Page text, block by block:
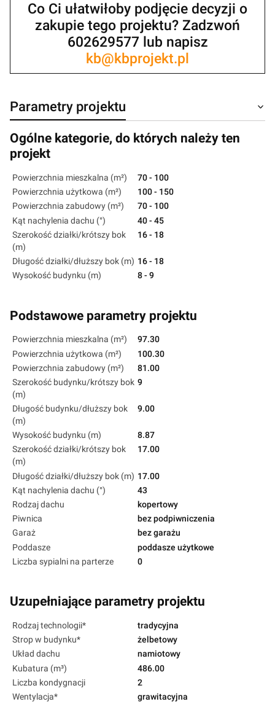
Co Ci ułatwiłoby podjęcie decyzji o
zakupie tego projektu? Zadzwoń
602629577 lub napisz
kb@kbprojekt.pl
Parametry projektu
Ogólne kategorie, do których należy ten
projekt
Powierzchnia mieszkalna (m²)
70 - 100
Powierzchnia użytkowa (m²)
100 - 150
Powierzchnia zabudowy (m²)
70 - 100
Kąt nachylenia dachu (°)
40 - 45
Szerokość działki/krótszy bok
(m)
16 - 18
Długość działki/dłuższy bok (m) 16 - 18
Wysokość budynku (m)
8 - 9
Podstawowe parametry projektu
Powierzchnia mieszkalna (m²)
97.30
Powierzchnia użytkowa (m²)
100.30
Powierzchnia zabudowy (m²)
81.00
Szerokość budynku/krótszy bok
(m)
9
Długość budynku/dłuższy bok
(m)
9.00
Wysokość budynku (m)
8.87
Szerokość działki/krótszy bok
(m)
17.00
Długość działki/dłuższy bok (m) 17.00
Kąt nachylenia dachu (°)
43
Rodzaj dachu
kopertowy
Piwnica
bez podpiwniczenia
Garaż
bez garażu
Poddasze
poddasze użytkowe
Liczba sypialni na parterze
0
Uzupełniające parametry projektu
Rodzaj technologii*
tradycyjna
Strop w budynku*
żelbetowy
Układ dachu
namiotowy
Kubatura (m³)
486.00
Liczba kondygnacji
2
Wentylacja*
grawitacyjna